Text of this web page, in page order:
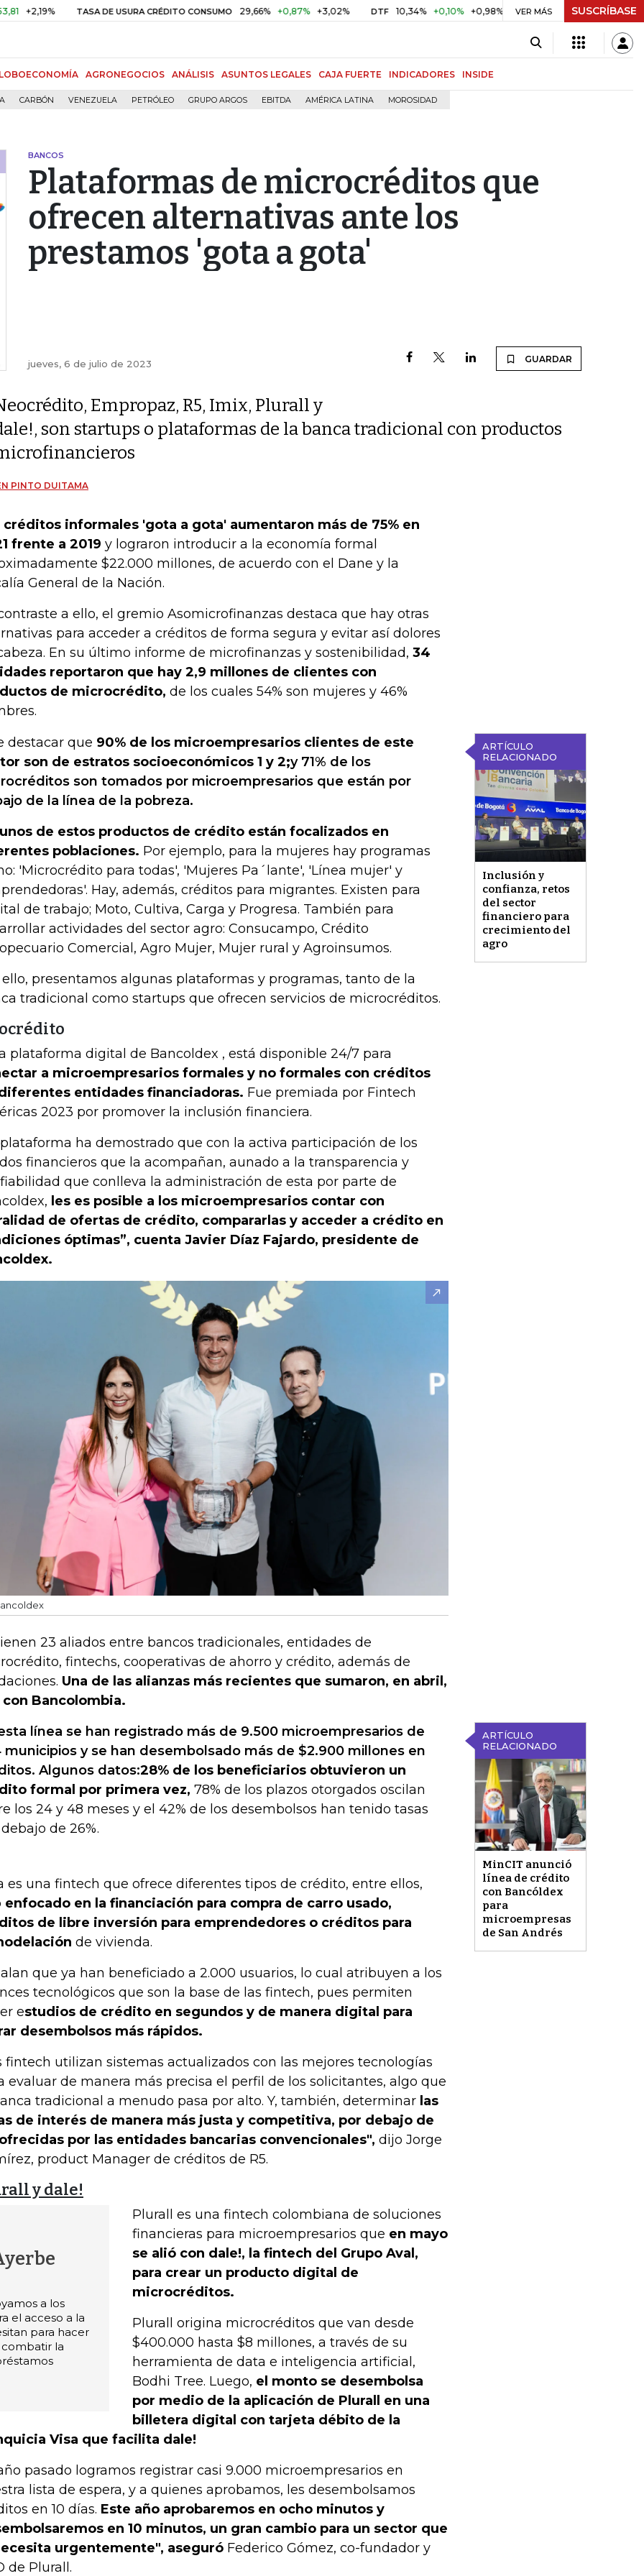
TASA DE USURA CRÉDITO CONSUMO 29,66% +0,87% +3,02% DTF 10,34% +0,10% +0,98% UVR $ 416,91 +$ 0,05 +0,01%
VER MÁS SUSCRÍBASE
AGRONEGOCIOS ANÁLISIS ASUNTOS LEGALES CAJA FUERTE INDICADORES INSIDE
CARBÓN VENEZUELA PETRÓLEO GRUPO ARGOS EBITDA AMÉRICA LATINA MOROSIDAD
BANCOS
Plataformas de microcréditos que
ofrecen alternativas ante los
prestamos 'gota a gota'
jueves, 6 de julio de 2023 GUARDAR
Empropaz, R5, Imix, Plurall y
son startups o plataformas de la banca tradicional con productos
PINTO DUITAMA
créditos informales 'gota a gota' aumentaron más de 75% en
frente a 2019 y lograron introducir a la economía formal
$22.000 millones, de acuerdo con el Dane y la
General de la Nación.
a ello, el gremio Asomicrofinanzas destaca que hay otras
para acceder a créditos de forma segura y evitar así dolores
En su último informe de microfinanzas y sostenibilidad, 34
reportaron que hay 2,9 millones de clientes con
de microcrédito, de los cuales 54% son mujeres y 46%
ARTÍCULO
RELACIONADO
Inclusión y
confianza, retos
del sector
financiero para
crecimiento del
agro
destacar que 90% de los microempresarios clientes de este
son de estratos socioeconómicos 1 y 2;y 71% de los
son tomados por microempresarios que están por
de la línea de la pobreza.
de estos productos de crédito están focalizados en
poblaciones. Por ejemplo, para la mujeres hay programas
'Microcrédito para todas', 'Mujeres Pa´lante', 'Línea mujer' y
Hay, además, créditos para migrantes. Existen para
de trabajo; Moto, Cultiva, Carga y Progresa. También para
actividades del sector agro: Consucampo, Crédito
Comercial, Agro Mujer, Mujer rural y Agroinsumos.
presentamos algunas plataformas y programas, tanto de la
tradicional como startups que ofrecen servicios de microcréditos.
plataforma digital de Bancoldex , está disponible 24/7 para
a microempresarios formales y no formales con créditos
entidades financiadoras. Fue premiada por Fintech
2023 por promover la inclusión financiera.
ha demostrado que con la activa participación de los
financieros que la acompañan, aunado a la transparencia y
que conlleva la administración de esta por parte de
les es posible a los microempresarios contar con
de ofertas de crédito, compararlas y acceder a crédito en
óptimas”, cuenta Javier Díaz Fajardo, presidente de
23 aliados entre bancos tradicionales, entidades de
fintechs, cooperativas de ahorro y crédito, además de
Una de las alianzas más recientes que sumaron, en abril,
Bancolombia.
ARTÍCULO
RELACIONADO
MinCIT anunció
línea de crédito
con Bancóldex
para
microempresas
de San Andrés
línea se han registrado más de 9.500 microempresarios de
municipios y se han desembolsado más de $2.900 millones en
Algunos datos:28% de los beneficiarios obtuvieron un
formal por primera vez, 78% de los plazos otorgados oscilan
los 24 y 48 meses y el 42% de los desembolsos han tenido tasas
de 26%.
es una fintech que ofrece diferentes tipos de crédito, entre ellos,
enfocado en la financiación para compra de carro usado,
de libre inversión para emprendedores o créditos para
de vivienda.
que ya han beneficiado a 2.000 usuarios, lo cual atribuyen a los
tecnológicos que son la base de las fintech, pues permiten
estudios de crédito en segundos y de manera digital para
desembolsos más rápidos.
fintech utilizan sistemas actualizados con las mejores tecnologías
evaluar de manera más precisa el perfil de los solicitantes, algo que
tradicional a menudo pasa por alto. Y, también, determinar las
de interés de manera más justa y competitiva, por debajo de
por las entidades bancarias convencionales", dijo Jorge
product Manager de créditos de R5.
y dale!
a los
el acceso a la
para hacer
la
Plurall es una fintech colombiana de soluciones
financieras para microempresarios que en mayo
se alió con dale!, la fintech del Grupo Aval,
para crear un producto digital de
microcréditos.
Plurall origina microcréditos que van desde
$400.000 hasta $8 millones, a través de su
herramienta de data e inteligencia artificial,
Bodhi Tree. Luego, el monto se desembolsa
por medio de la aplicación de Plurall en una
billetera digital con tarjeta débito de la
Visa que facilita dale!
pasado logramos registrar casi 9.000 microempresarios en
lista de espera, y a quienes aprobamos, les desembolsamos
en 10 días. Este año aprobaremos en ocho minutos y
en 10 minutos, un gran cambio para un sector que
urgentemente", aseguró Federico Gómez, co-fundador y
de Plurall.